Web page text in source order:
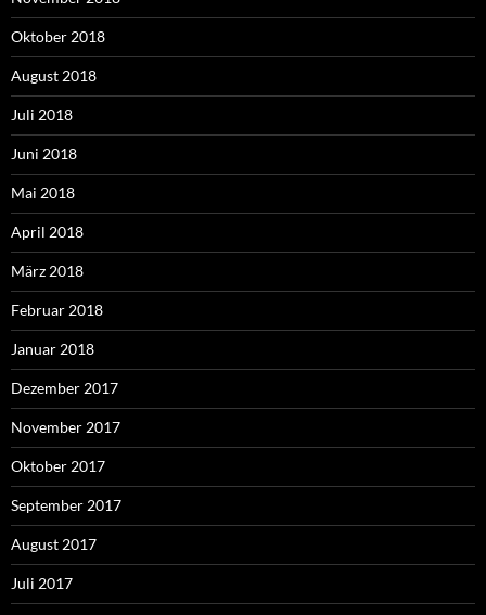
Oktober 2018
August 2018
Juli 2018
Juni 2018
Mai 2018
April 2018
März 2018
Februar 2018
Januar 2018
Dezember 2017
November 2017
Oktober 2017
September 2017
August 2017
Juli 2017